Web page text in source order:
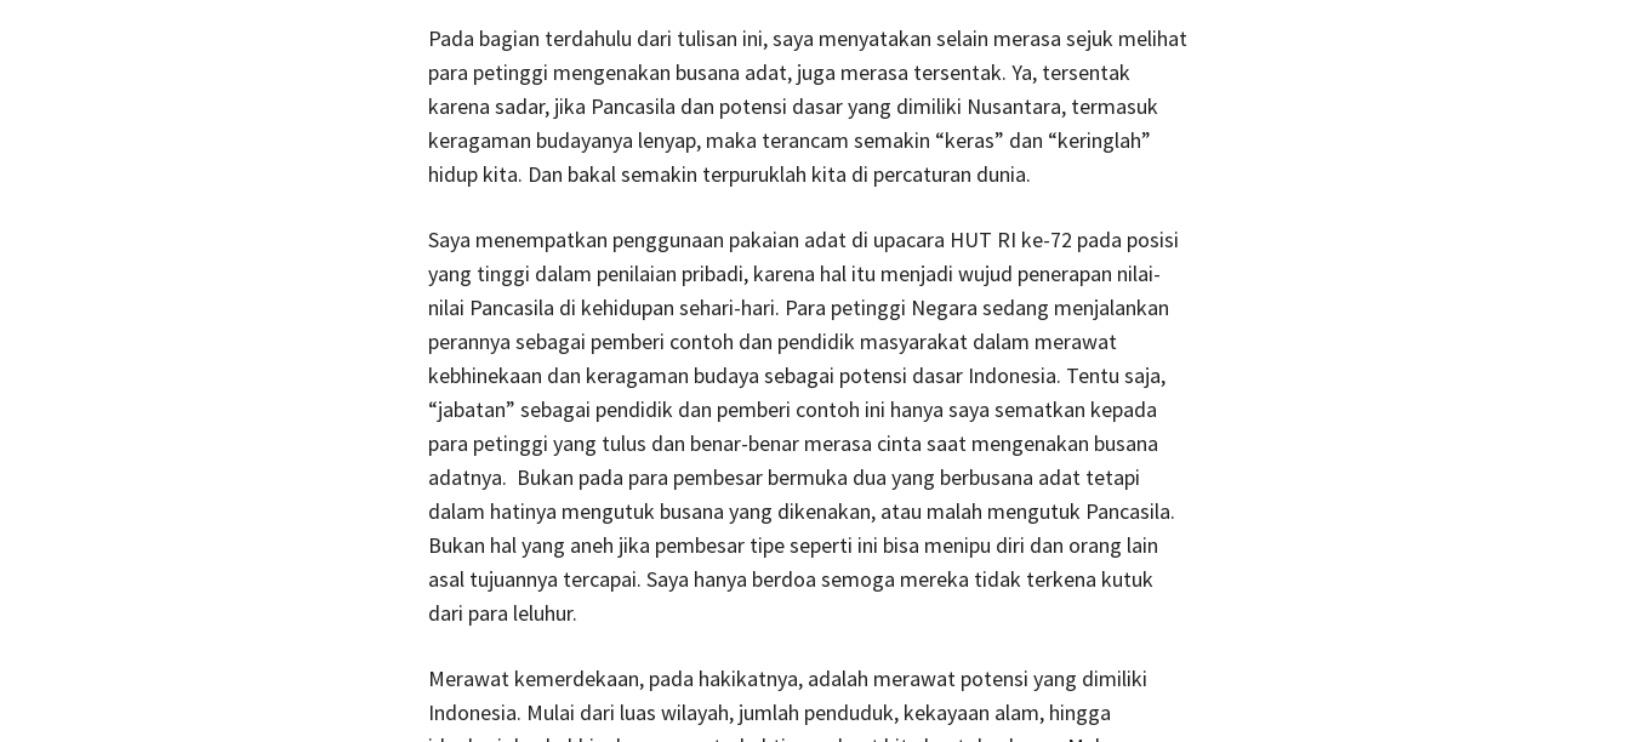
Pada bagian terdahulu dari tulisan ini, saya menyatakan selain merasa sejuk melihat
para petinggi mengenakan busana adat, juga merasa tersentak. Ya, tersentak
karena sadar, jika Pancasila dan potensi dasar yang dimiliki Nusantara, termasuk
keragaman budayanya lenyap, maka terancam semakin “keras” dan “keringlah”
hidup kita. Dan bakal semakin terpuruklah kita di percaturan dunia.
Saya menempatkan penggunaan pakaian adat di upacara HUT RI ke-72 pada posisi
yang tinggi dalam penilaian pribadi, karena hal itu menjadi wujud penerapan nilai-
nilai Pancasila di kehidupan sehari-hari. Para petinggi Negara sedang menjalankan
perannya sebagai pemberi contoh dan pendidik masyarakat dalam merawat
kebhinekaan dan keragaman budaya sebagai potensi dasar Indonesia. Tentu saja,
“jabatan” sebagai pendidik dan pemberi contoh ini hanya saya sematkan kepada
para petinggi yang tulus dan benar-benar merasa cinta saat mengenakan busana
adatnya. Bukan pada para pembesar bermuka dua yang berbusana adat tetapi
dalam hatinya mengutuk busana yang dikenakan, atau malah mengutuk Pancasila.
Bukan hal yang aneh jika pembesar tipe seperti ini bisa menipu diri dan orang lain
asal tujuannya tercapai. Saya hanya berdoa semoga mereka tidak terkena kutuk
dari para leluhur.
Merawat kemerdekaan, pada hakikatnya, adalah merawat potensi yang dimiliki
Indonesia. Mulai dari luas wilayah, jumlah penduduk, kekayaan alam, hingga